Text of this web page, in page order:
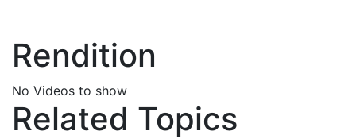
Rendition
No Videos to show
Related Topics